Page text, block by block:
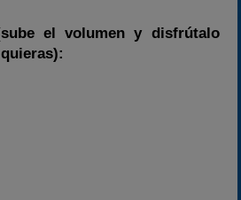
el volumen y disfrútalo